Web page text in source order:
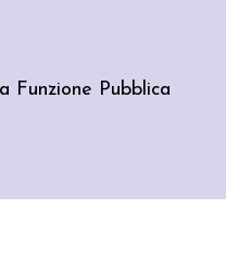
Funzione Pubblica